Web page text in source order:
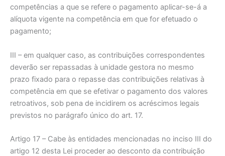
competências a que se refere o pagamento aplicar-se-á a
alíquota vigente na competência em que for efetuado o
pagamento;
III – em qualquer caso, as contribuições correspondentes
deverão ser repassadas à unidade gestora no mesmo
prazo fixado para o repasse das contribuições relativas à
competência em que se efetivar o pagamento dos valores
retroativos, sob pena de incidirem os acréscimos legais
previstos no parágrafo único do art. 17.
Artigo 17 – Cabe às entidades mencionadas no inciso III do
artigo 12 desta Lei proceder ao desconto da contribuição